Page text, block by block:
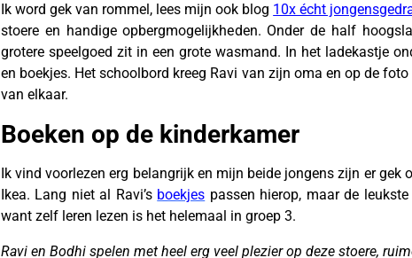
Ik word gek van rommel, lees mijn ook blog 10x écht
stoere en handige opbergmogelijkheden. Onder de half
grotere speelgoed zit in een grote wasmand. In het ladekastje
en boekjes. Het schoolbord kreeg Ravi van zijn oma en op de
van elkaar.
Boeken op de kinderkamer
Ik vind voorlezen erg belangrijk en mijn beide jongens zijn er
Ikea. Lang niet al Ravi’s boekjes passen hierop, maar de
want zelf leren lezen is het helemaal in groep 3.
Ravi en Bodhi spelen met heel erg veel plezier op deze stoere,